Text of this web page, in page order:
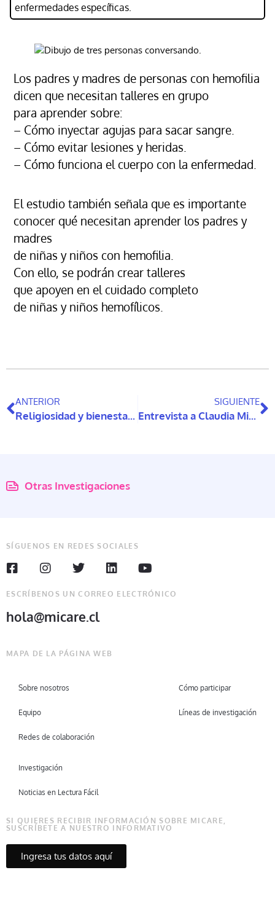
enfermedades específicas.
Los padres y madres de personas con hemofilia
dicen que necesitan talleres en grupo
para aprender sobre:
– Cómo inyectar agujas para sacar sangre.
– Cómo evitar lesiones y heridas.
– Cómo funciona el cuerpo con la enfermedad.
El estudio también señala que es importante
conocer qué necesitan aprender los padres y
madres
de niñas y niños con hemofilia.
Con ello, se podrán crear talleres
que apoyen en el cuidado completo
de niñas y niños hemofílicos.
ANTERIOR
Religiosidad y bienestar subjetivo de las personas mayores en Chile
SIGUIENTE
Entrevista a Claudia Miranda
Otras Investigaciones
SÍGUENOS EN REDES SOCIALES
ESCRÍBENOS UN CORREO ELECTRÓNICO
hola@micare.cl
MAPA DE LA PÁGINA WEB
Sobre nosotros
Equipo
Redes de colaboración
Cómo participar
Líneas de investigación
Investigación
Noticias en Lectura Fácil
SI QUIERES RECIBIR INFORMACIÓN SOBRE MICARE,
SUSCRÍBETE A NUESTRO INFORMATIVO
Ingresa tus datos aquí